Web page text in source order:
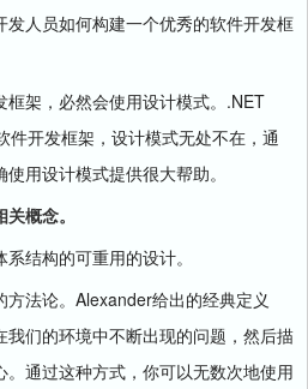
发人员如何构建一个优秀的软件开发框
架，必然会使用设计模式。 .NET
件开发框架，设计模式无处不在，通
用设计模式提供很大帮助。
概念。
结构的可重用的设计。
法论。 Alexander给出的经典定义
我们的环境中不断出现的问题，然后描
通过这种方式，你可以无数次地使用